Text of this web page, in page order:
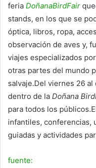
feria DoñanaBirdFair
stands, en los que se
óptica, libros, ropa,
observación de aves y,
viajes especializados
otras partes del mundo
salvaje.Del viernes 26
dentro de la Doñana
para todos los
infantiles, conferencias,
guiadas y actividades
fuente: